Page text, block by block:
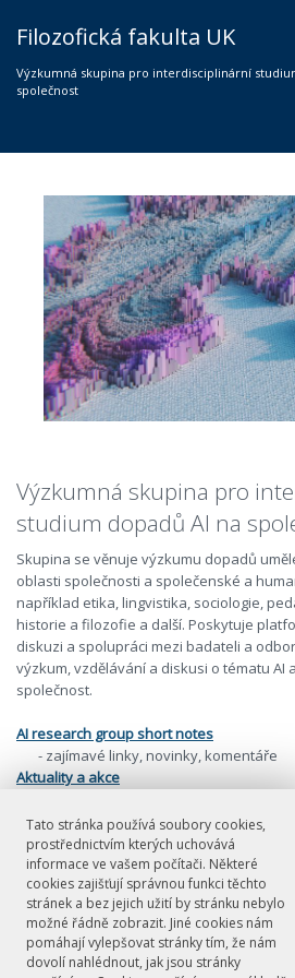
Tato stránka používá soubory cookies,
prostřednictvím kterých uchovává
informace ve vašem počítači. Některé
cookies zajišťují správnou funkci těchto
stránek a bez jejich užití by stránku nebylo
možné řádně zobrazit. Jiné cookies nám
pomáhají vylepšovat stránky tím, že nám
dovolí nahlédnout, jak jsou stránky
Filozofická fakulta UK
Výzkumná skupina pro interdisciplinární
společnost
Výzkumná skupina pro
studium dopadů AI na
Skupina se věnuje výzkumu dopadů
oblasti společnosti a společenské a
například etika, lingvistika, sociologie,
historie a filozofie a další. Poskytuje
diskuzi a spolupráci mezi badateli a
výzkum, vzdělávání a diskusi o tématu AI
společnost.
AI research group short notes
- zajímavé linky, novinky, komentáře
Aktuality a akce
- otevřené diskuze, přednášky a